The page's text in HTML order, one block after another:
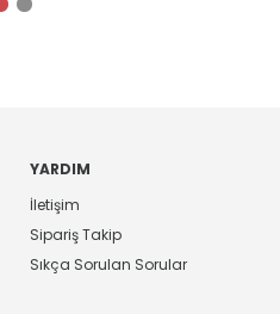
YARDIM
İletişim
Sipariş Takip
Sıkça Sorulan Sorular